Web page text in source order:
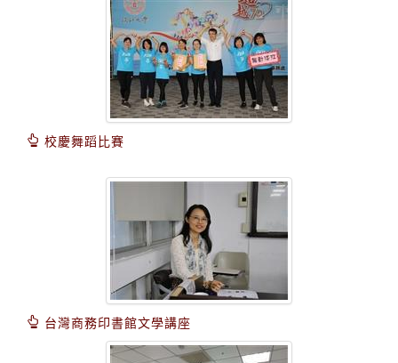
校慶舞蹈比賽
台灣商務印書館文學講座